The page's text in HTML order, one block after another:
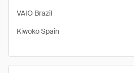
VAIO Brazil
Kiwoko Spain